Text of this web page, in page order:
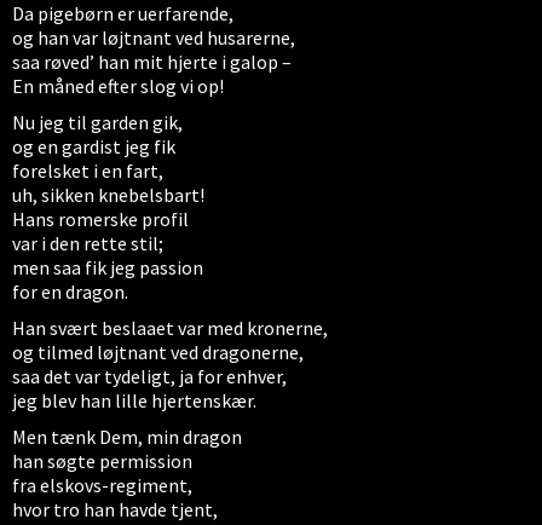
Da pigebørn er uerfarende,
og han var løjtnant ved husarerne,
saa røved’ han mit hjerte i galop –
En måned efter slog vi op!
Nu jeg til garden gik,
og en gardist jeg fik
forelsket i en fart,
uh, sikken knebelsbart!
Hans romerske profil
var i den rette stil;
men saa fik jeg passion
for en dragon.
Han svært beslaaet var med kronerne,
og tilmed løjtnant ved dragonerne,
saa det var tydeligt, ja for enhver,
jeg blev han lille hjertenskær.
Men tænk Dem, min dragon
han søgte permission
fra elskovs-regiment,
hvor tro han havde tjent,